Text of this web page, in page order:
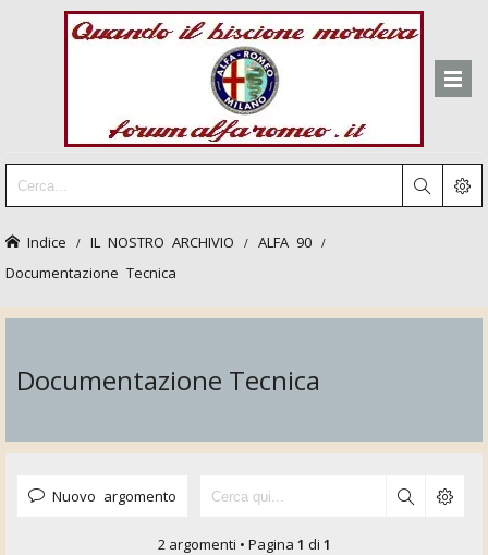
Indice IL NOSTRO ARCHIVIO ALFA 90
Documentazione Tecnica
Documentazione Tecnica
Nuovo argomento
2 argomenti • Pagina 1 di 1